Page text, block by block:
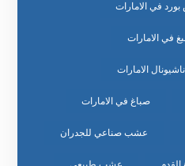
في الامارات
في الامارات
الامارات
صباغ في الامارات
عشب صناعي للجدران